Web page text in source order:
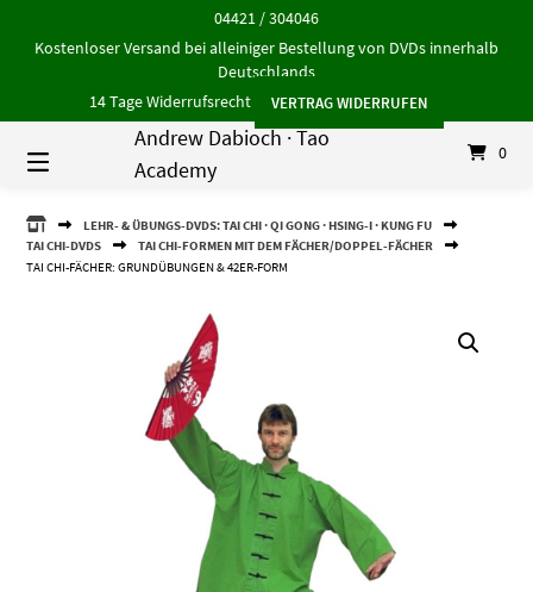
Inhalt
04421 / 304046
Kostenloser Versand bei alleiniger Bestellung von DVDs innerhalb
Deutschlands
14 Tage Widerrufsrecht
VERTRAG WIDERRUFEN
Andrew Dabioch · Tao
Academy
0
ANDREW
DABIOCH
·
LEHR- & ÜBUNGS-DVDS: TAI CHI · QI GONG · HSING-I · KUNG FU
TAI CHI-DVDS
TAI CHI-FORMEN MIT DEM FÄCHER/DOPPEL-FÄCHER
TAI CHI-FÄCHER: GRUNDÜBUNGEN & 42ER-FORM